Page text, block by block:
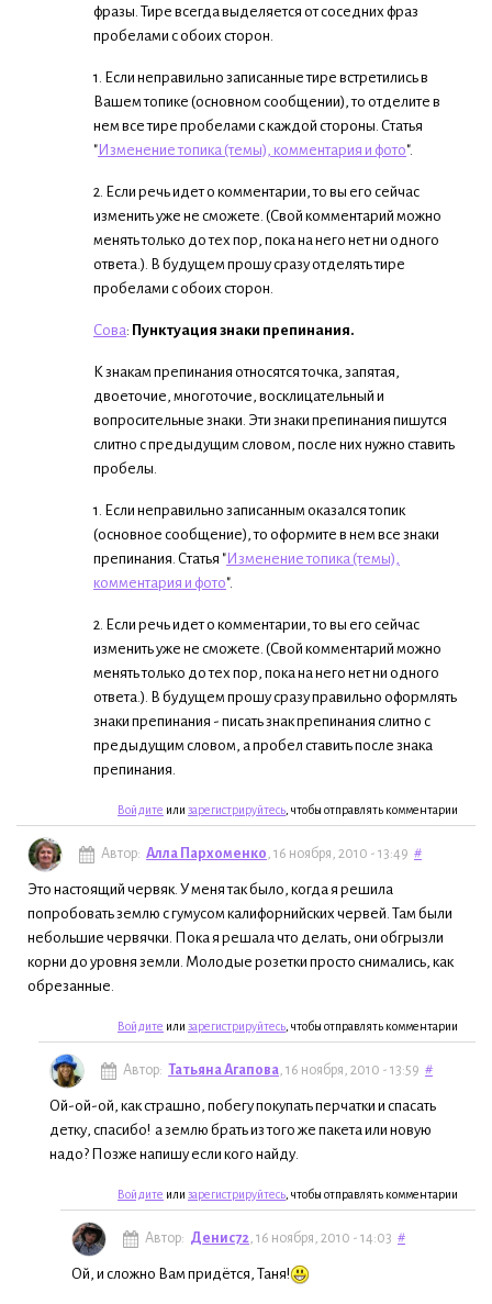
фразы. Тире всегда выделяется от соседних фраз
пробелами с обоих сторон.
1. Если неправильно записанные тире встретились в
Вашем топике (основном сообщении), то отделите в
нем все тире пробелами с каждой стороны. Статья
"Изменение топика (темы), комментария и фото".
2. Если речь идет о комментарии, то вы его сейчас
изменить уже не сможете. (Свой комментарий можно
менять только до тех пор, пока на него нет ни одного
ответа.). В будущем прошу сразу отделять тире
пробелами с обоих сторон.
Сова: Пунктуация знаки препинания.
К знакам препинания относятся точка, запятая,
двоеточие, многоточие, восклицательный и
вопросительные знаки. Эти знаки препинания пишутся
слитно с предыдущим словом, после них нужно ставить
пробелы.
1. Если неправильно записанным оказался топик
(основное сообщение), то оформите в нем все знаки
препинания. Статья "Изменение топика (темы),
комментария и фото".
2. Если речь идет о комментарии, то вы его сейчас
изменить уже не сможете. (Свой комментарий можно
менять только до тех пор, пока на него нет ни одного
ответа.). В будущем прошу сразу правильно оформлять
знаки препинания - писать знак препинания слитно с
предыдущим словом, а пробел ставить после знака
препинания.
Войдите или зарегистрируйтесь , чтобы отправлять комментарии
Автор: Алла Пархоменко, 16 ноября, 2010 - 13:49 #
Это настоящий червяк. У меня так было, когда я решила
попробовать землю с гумусом калифорнийских червей. Там были
небольшие червячки. Пока я решала что делать, они обгрызли
корни до уровня земли. Молодые розетки просто снимались, как
обрезанные.
Войдите или зарегистрируйтесь , чтобы отправлять комментарии
Автор: Татьяна Агапова, 16 ноября, 2010 - 13:59 #
Ой-ой-ой, как страшно, побегу покупать перчатки и спасать
детку, спасибо! а землю брать из того же пакета или новую
надо? Позже напишу если кого найду.
Войдите или зарегистрируйтесь , чтобы отправлять комментарии
Автор: Денис72, 16 ноября, 2010 - 14:03 #
Ой, и сложно Вам придётся, Таня!